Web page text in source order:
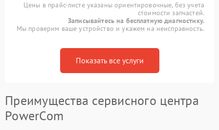
Цены в прайс-листе указаны ориентировочные, без учета
стоимости запчастей.
Записывайтесь на бесплатную диагностику.
Мы проверим ваше устройство и укажем на неисправность.
Показать все услуги
Преимущества сервисного центра
PowerCom